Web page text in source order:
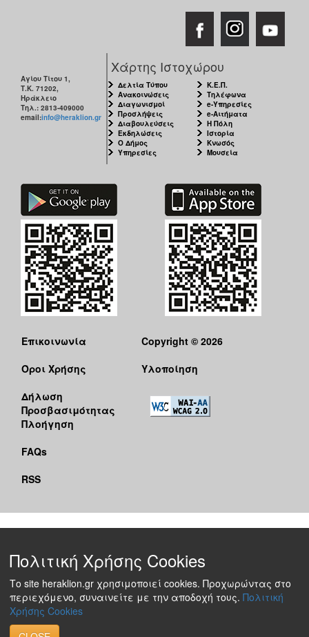
Αγίου Τίτου 1,
Τ.Κ. 71202,
Ηράκλειο
Τηλ.: 2813-409000
email:info@heraklion.gr
Χάρτης Ιστοχώρου
Δελτία Τύπου
Ανακοινώσεις
Διαγωνισμοί
Προσλήψεις
Διαβουλεύσεις
Εκδηλώσεις
Ο Δήμος
Υπηρεσίες
Κ.Ε.Π.
Τηλέφωνα
e-Υπηρεσίες
e-Αιτήματα
Η Πόλη
Ιστορία
Κνωσός
Μουσεία
Επικοινωνία
Όροι Χρήσης
Δήλωση
Προσβασιμότητας
Πλοήγηση
FAQs
RSS
Copyright © 2026
Υλοποίηση
Πολιτική Χρήσης Cookies
Το site heraklion.gr χρησιμοποιεί cookies. Προχωρώντας στο
περιεχόμενο, συναινείτε με την αποδοχή τους. Πολιτική
Χρήσης Cookies